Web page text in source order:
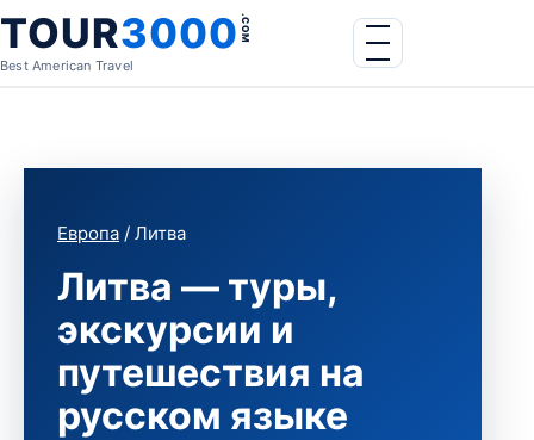
Skip to content
TOUR3000.COM
Best American Travel
Menu
Европа / Литва
Литва — туры,
экскурсии и
путешествия на
русском языке